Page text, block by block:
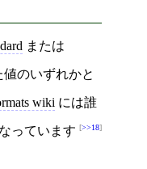
または
のいずれかと
wiki には誰
っています >>18